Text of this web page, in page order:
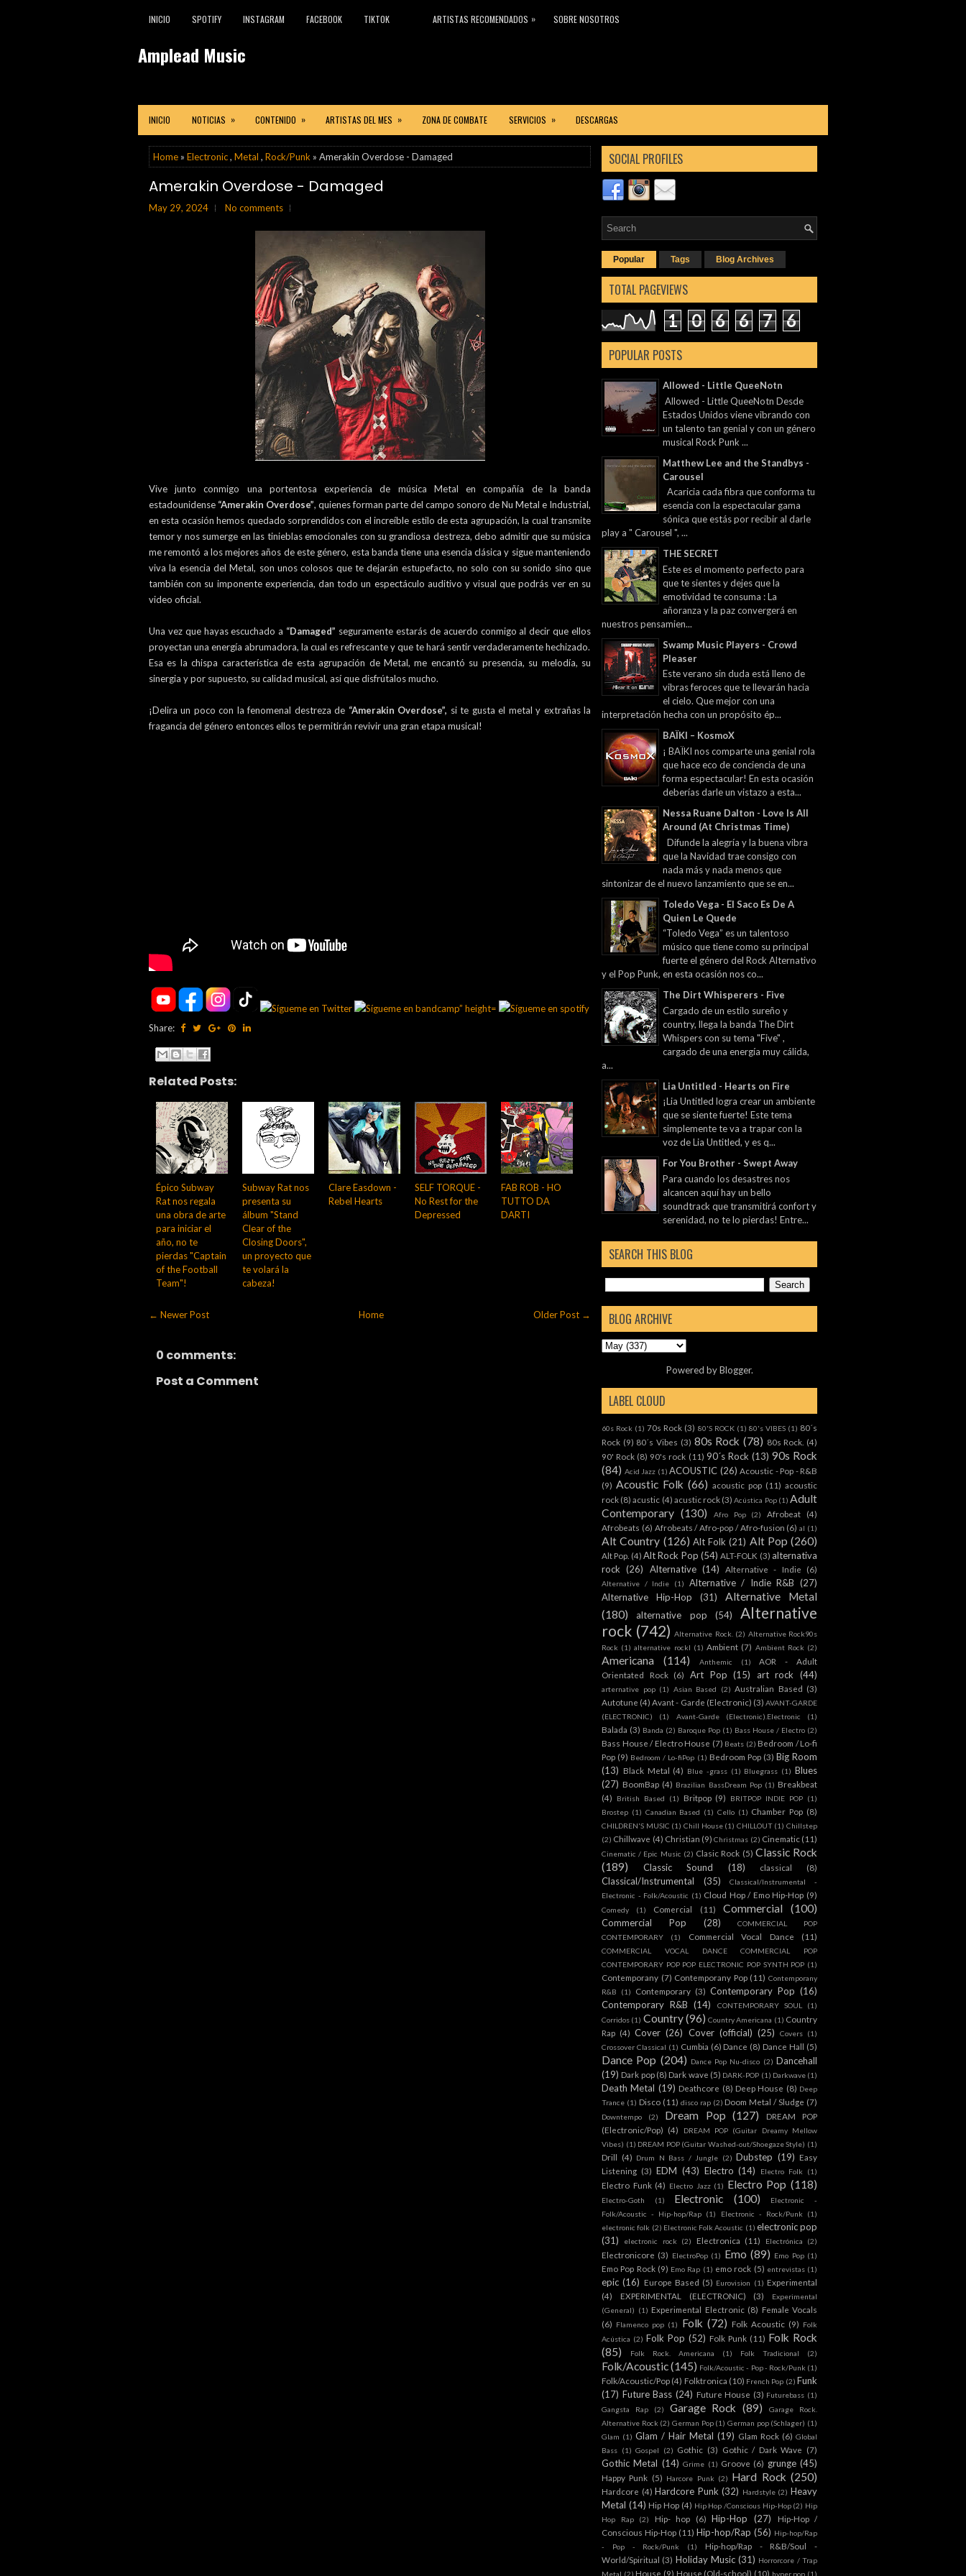
INICIO SPOTIFY INSTAGRAM FACEBOOK TIKTOK ARTISTAS RECOMENDADOS » SOBRE NOSOTROS
Amplead Music
INICIO NOTICIAS » CONTENIDO » ARTISTAS DEL MES » ZONA DE COMBATE SERVICIOS » DESCARGAS
Home » Electronic, Metal , Rock/Punk » Amerakin Overdose - Damaged
Amerakin Overdose - Damaged
May 29, 2024 No comments
Vive junto conmigo una portentosa experiencia de música Metal en compañía de la banda
estadounidense “Amerakin Overdose”, quienes forman parte del campo sonoro de Nu Metal e Industrial,
en esta ocasión hemos quedado sorprendidos con el increíble estilo de esta agrupación, la cual transmite
temor y nos sumerge en las tinieblas emocionales con su grandiosa destreza, debo admitir que su música
me remontó a los mejores años de este género, esta banda tiene una esencia clásica y sigue manteniendo
viva la esencia del Metal, son unos colosos que te dejarán estupefacto, no solo con su sonido sino que
también con su imponente experiencia, dan todo un espectáculo auditivo y visual que podrás ver en su
video oficial.
Una vez que hayas escuchado a “Damaged” seguramente estarás de acuerdo conmigo al decir que ellos
proyectan una energía abrumadora, la cual es refrescante y que te hará sentir verdaderamente hechizado.
Esa es la chispa característica de esta agrupación de Metal, me encantó su presencia, su melodía, su
sinergia y por supuesto, su calidad musical, así que disfrútalos mucho.
¡Delira un poco con la fenomenal destreza de “Amerakin Overdose”, si te gusta el metal y extrañas la
fragancia del género entonces ellos te permitirán revivir una gran etapa musical!
Share:
Related Posts:
Épico Subway
Rat nos regala
una obra de arte
para iniciar el
año, no te
pierdas "Captain
of the Football
Team"!
Subway Rat nos
presenta su
álbum "Stand
Clear of the
Closing Doors",
un proyecto que
te volará la
cabeza!
Clare Easdown -
Rebel Hearts
SELF TORQUE -
No Rest for the
Depressed
FAB ROB - HO
TUTTO DA
DARTI
← Newer Post Older Post →
Home
0 comments:
Post a Comment
SOCIAL PROFILES
Popular Tags Blog Archives
TOTAL PAGEVIEWS
1 0 6 6 7 6
POPULAR POSTS
Allowed - Little QueeNotn
Allowed - Little QueeNotn Desde
Estados Unidos viene vibrando con
un talento tan genial y con un género
musical Rock Punk ...
Matthew Lee and the Standbys -
Carousel
Acaricia cada fibra que conforma tu
esencia con la espectacular gama
sónica que estás por recibir al darle
play a " Carousel ", ...
THE SECRET
Este es el momento perfecto para
que te sientes y dejes que la
emotividad te consuma : La
añoranza y la paz convergerá en
nuestros pensamien...
Swamp Music Players - Crowd
Pleaser
Este verano sin duda está lleno de
vibras feroces que te llevarán hacia
el cielo. Que mejor con una
interpretación hecha con un propósito ép...
BAÏKI – KosmoX
¡ BAÏKI nos comparte una genial rola
que hace eco de conciencia de una
forma espectacular! En esta ocasión
deberías darle un vistazo a esta...
Nessa Ruane Dalton - Love Is All
Around (At Christmas Time)
Difunde la alegría y la buena vibra
que la Navidad trae consigo con
nada más y nada menos que
sintonizar de el nuevo lanzamiento que se en...
Toledo Vega - El Saco Es De A
Quien Le Quede
“Toledo Vega” es un talentoso
músico que tiene como su principal
fuerte el género del Rock Alternativo
y el Pop Punk, en esta ocasión nos co...
The Dirt Whisperers - Five
Cargado de un estilo sureño y
country, llega la banda The Dirt
Whispers con su tema "Five" ,
cargado de una energía muy cálida,
a...
Lia Untitled - Hearts on Fire
¡Lia Untitled logra crear un ambiente
que se siente fuerte! Este tema
simplemente te va a trapar con la
voz de Lia Untitled, y es q...
For You Brother - Swept Away
Para cuando los desastres nos
alcancen aquí hay un bello
soundtrack que transmitirá confort y
serenidad, no te lo pierdas! Entre...
SEARCH THIS BLOG
BLOG ARCHIVE
Powered byBlogger.
LABEL CLOUD
60s Rock (1) 70s Rock (3) 80'S ROCK (1) 80's VIBES (1) 80´s
Rock (9) 80´s Vibes (3) 80s Rock (78) 80s Rock. (4)
90' Rock (8) 90's rock (11) 90´s Rock (13) 90s Rock
(84) Acid Jazz (1) ACOUSTIC (26) Acoustic - Pop - R&B
(9) Acoustic Folk (66) acoustic pop (11) acoustic
rock (8) acustic (4) acustic rock (3) Acústica Pop (1) Adult
Contemporary (130) Afro Pop (2) Afrobeat
(4)
Afrobeats (6) Afrobeats / Afro-pop / Afro-fusion (6) al (1)
Alt Country (126) Alt Folk (21) Alt Pop (260)
Alt Pop. (4) Alt Rock Pop (54) ALT-FOLK (3) alternativa
rock (26) Alternative (14) Alternative - Indie (6)
Alternative / Indie (1) Alternative / Indie R&B (27)
Alternative Hip-Hop
(31)
Alternative Metal
(180)
alternative pop (54)
Alternative
rock (742) Alternative Rock. (2) Alternative Rock90s
Rock (1) alternative rockl (1) Ambient (7) Ambient Rock (2)
Americana (114) Anthemic (1)
AOR - Adult
Orientated Rock (6) Art Pop (15) art rock (44)
arternative pop (1) Asian Based (2) Australian Based (3)
Autotune (4) Avant - Garde (Electronic) (3) AVANT-GARDE
(ELECTRONIC)
(1) Avant-Garde (Electronic).Electronic (1)
Balada (3) Banda (2) Baroque Pop (1) Bass House / Electro (2)
Bass House / Electro House (7) Beats (2) Bedroom / Lo-fi
Pop (9) Bedroom / Lo-fiPop (1) Bedroom Pop (3) Big Room
(13) Black Metal (4) Blue -grass (1) Bluegrass (1) Blues
(27) BoomBap (4) Brazilian BassDream Pop (1) Breakbeat
(4)
British Based (1) Britpop (9) BRITPOP INDIE POP (1)
Brostep (1) Canadian Based (1) Cello (1) Chamber Pop (8)
CHILDREN'S MUSIC (1) Chill House (1) CHILLOUT (1) Chillstep
(2) Chillwave (4) Christian (9) Christmas (2) Cinematic (11)
Cinematic / Epic Music (2) Clasic Rock (5) Classic Rock
(189)
Classic Sound (18) classical (8)
Classical/Instrumental (35)
Classical/Instrumental -
Electronic - Folk/Acoustic (1) Cloud Hop / Emo Hip-Hop (9)
Comedy (1) Comercial (11) Commercial (100)
Commercial Pop (28)
COMMERCIAL POP
CONTEMPORARY
(1) Commercial Vocal Dance (11)
COMMERCIAL VOCAL DANCE COMMERCIAL POP
CONTEMPORARY POP POP ELECTRONIC POP SYNTH POP (1)
Contemporany (7) Contemporany Pop (11) Contemporany
R&B
(1) Contemporary (3) Contemporary Pop (16)
Contemporary R&B (14) CONTEMPORARY SOUL
(1)
Corridos (1) Country(96) Country Americana (1) Country
Rap (4) Cover (26) Cover (official) (25) Covers (1)
Crossover Classical (1) Cumbia (6) Dance (8) Dance Hall (5)
Dance Pop (204) Dance Pop Nu-disco (2) Dancehall
(19) Dark pop (8) Dark wave (5) DARK-POP (1) Darkwave (1)
Death Metal (19) Deathcore (8) Deep House (8) Deep
Trance (1) Disco (11) disco rap (2) Doom Metal / Sludge (7)
Downtempo (2) Dream Pop (127)
DREAM POP
(Electronic/Pop) (4)
DREAM POP (Guitar Dreamy Mellow
Vibes) (1) DREAM POP (Guitar Washed-out/Shoegaze Style) (1)
Drill (4) Drum N Bass / Jungle (2) Dubstep (19) Easy
Listening (3) EDM (43) Electro (14) Electro Folk (1)
Electro Funk (4) Electro Jazz (1) Electro Pop (118)
Electro-Goth (1) Electronic (100)
Electronic -
Folk/Acoustic - Hip-hop/Rap (1) Electronic - Rock/Punk
(1)
electronic folk (2) Electronic Folk Acoustic (1) electronic pop
(31)
electronic rock (2) Electronica (11) Electrónica (2)
Electronicore (3) ElectroPop (1) Emo (89) Emo Pop (1)
Emo Pop Rock (9) Emo Rap (1) emo rock (5) entrevistas (1)
epic (16) Europe Based (5) Eurovision (1) Experimental
(4)
EXPERIMENTAL (ELECTRONIC) (3)
Experimental
(General) (1) Experimental Electronic (8) Female Vocals
(6) Flamenco pop (1) Folk (72) Folk Acoustic (9) Folk
Acústica (2) Folk Pop (52) Folk Punk (11) Folk Rock
(85)
Folk Rock. Americana (1) Folk Tradicional (2)
Folk/Acoustic(145) Folk/Acoustic - Pop - Rock/Punk (1)
Folk/Acoustic/Pop (4) Folktronica (10) French Pop (2) Funk
(17) Future Bass (24) Future House (3) Futurebass (1)
Gangsta Rap
(2) Garage Rock (89)
Garage Rock.
Alternative Rock (2) German Pop (1) German pop (Schlager) (1)
Glam (1) Glam / Hair Metal (19) Glam Rock (6) Global
Bass (1) Gospel (2) Gothic (3) Gothic / Dark Wave (7)
Gothic Metal (14) Grime (1) Groove (6) grunge (45)
Happy Punk (5) Harcore Punk (2) Hard Rock (250)
Hardcore (4) Hardcore Punk (32) Hardstyle (2) Heavy
Metal (14) Hip Hop (4) Hip Hop /Conscious Hip-Hop (2) Hip
Hop Rap
(2) Hip- hop (6) Hip-Hop (27)
Hip-Hop /
Conscious Hip-Hop (11) Hip-hop/Rap (56) Hip-hop/Rap
- Pop - Rock/Punk
(1)
Hip-hop/Rap - R&B/Soul -
World/Spiritual (3) Holiday Music (31) Horrorcore / Trap
Metal (2) House (9) House (Old-school) (10) hyper pop (1)